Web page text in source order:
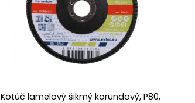
Kotúč lamelový šikmý korundový, P80,